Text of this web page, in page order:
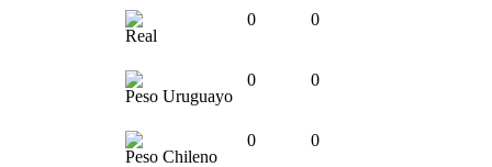
Real
0 0
Peso Uruguayo
0 0
Peso Chileno
0 0